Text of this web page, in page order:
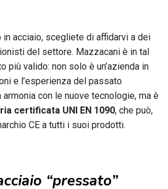
acciaio, scegliete di affidarvi a dei
del settore. Mazzacani è in tal
più valido: non solo è un’azienda in
e l’esperienza del passato
con le nuove tecnologie, ma è
certificata UNI EN 1090, che può,
CE a tutti i suoi prodotti.
“pressato”